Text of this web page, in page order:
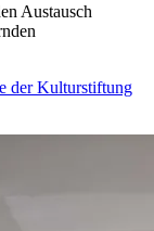
Austausch
der Kulturstiftung